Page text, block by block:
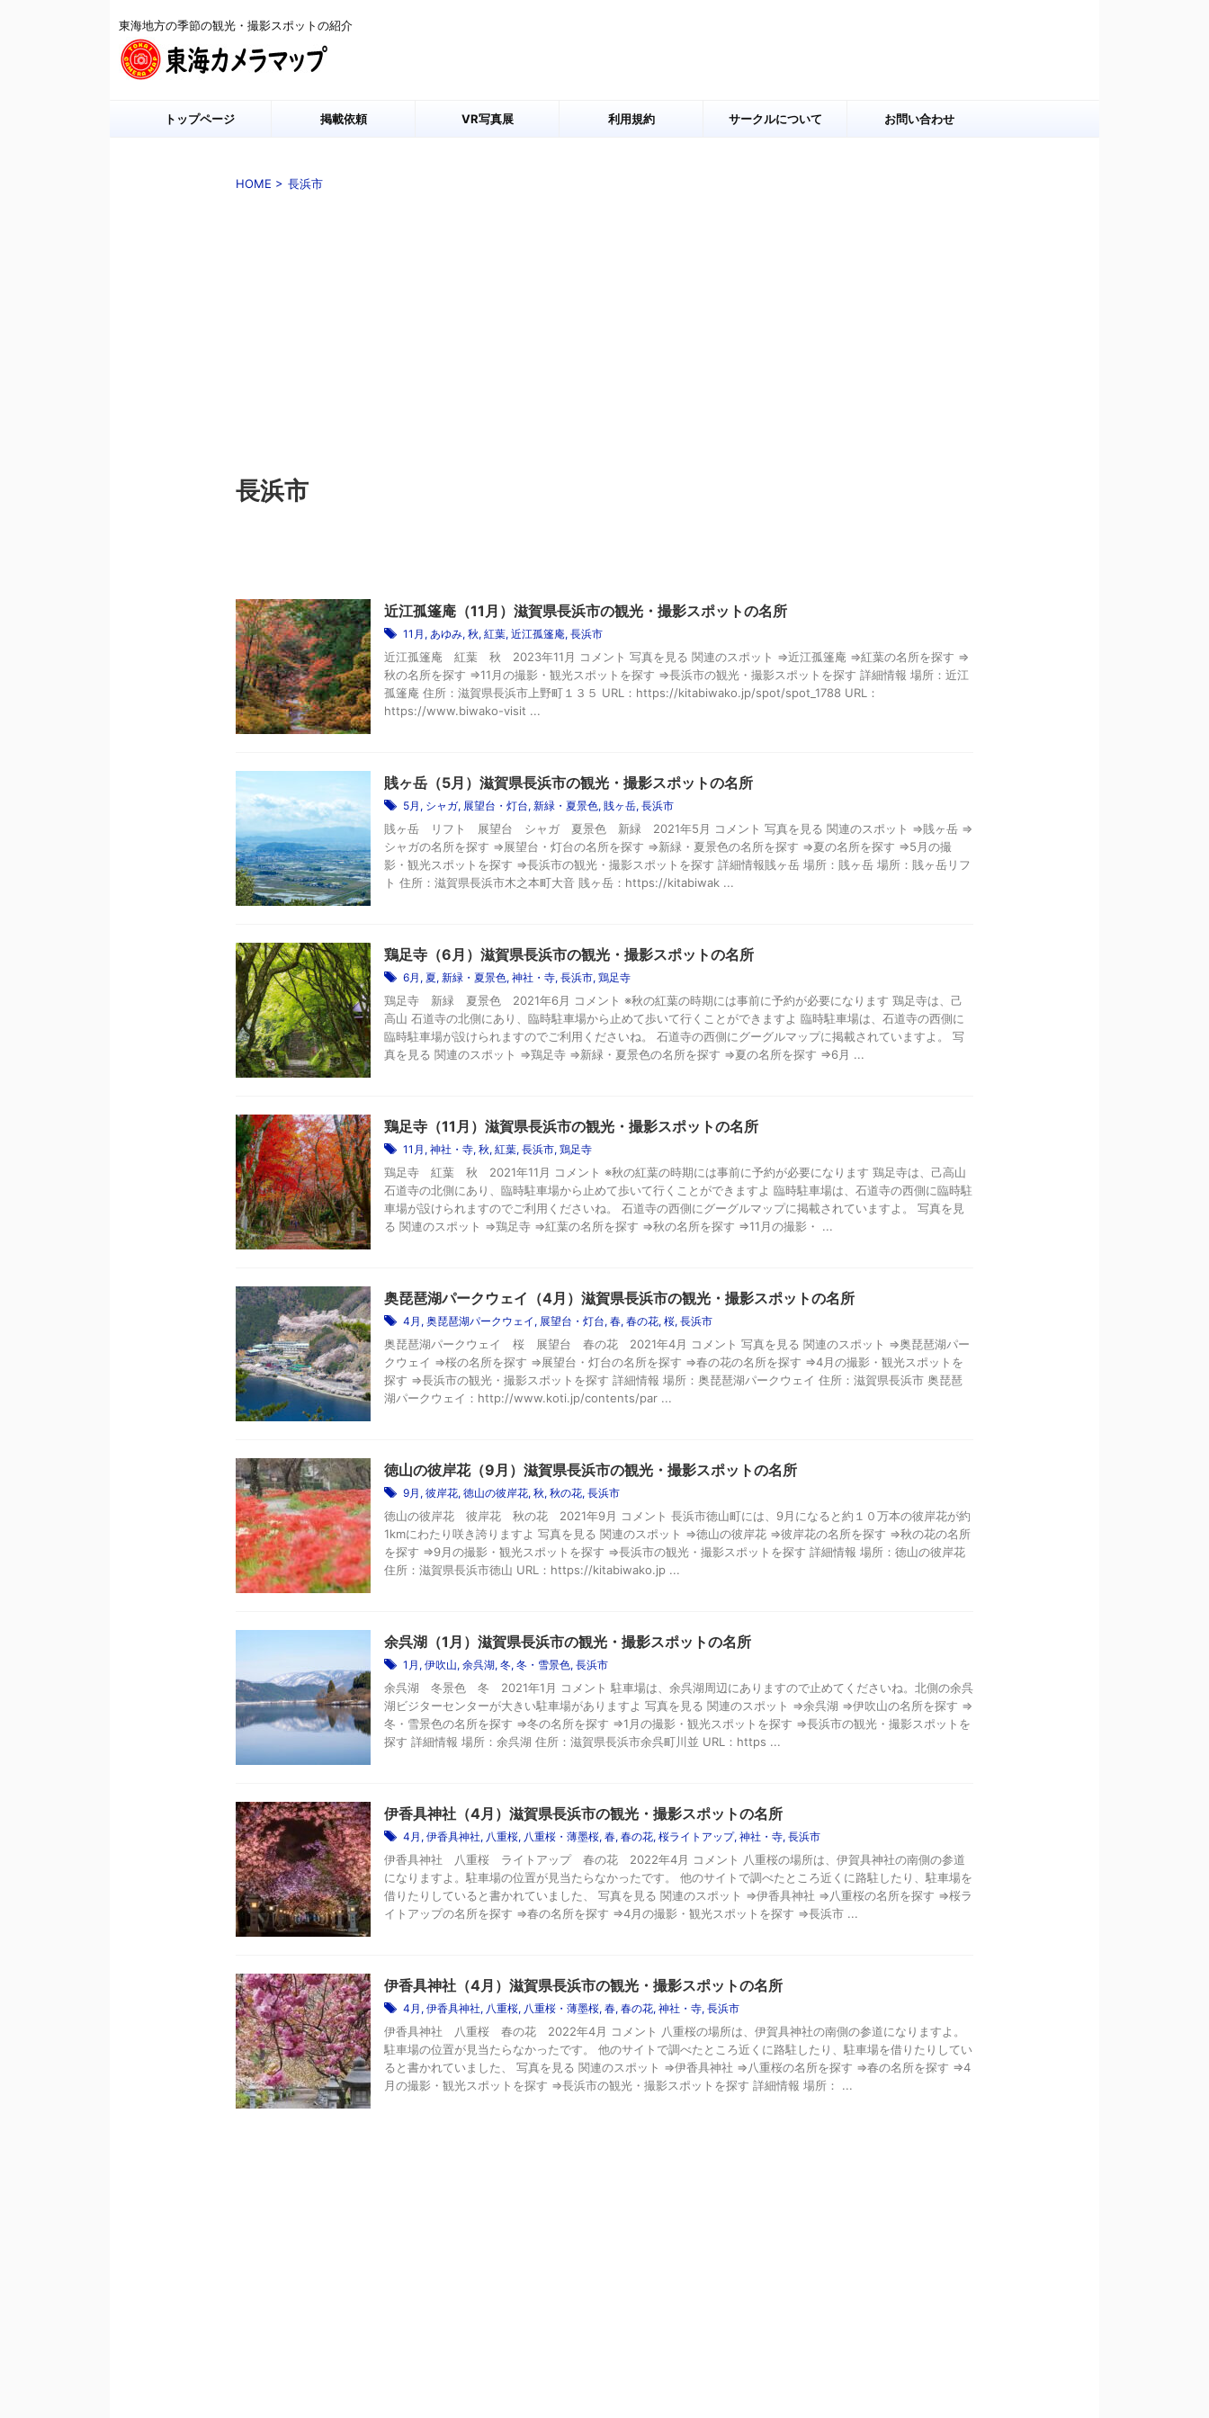
東海地方の季節の観光・撮影スポットの紹介
トップページ 掲載依頼 VR写真展 利用規約 サークルについて お問い合わせ
HOME > 長浜市
長浜市
近江孤篷庵（11月）滋賀県長浜市の観光・撮影スポットの名所
11月 , あゆみ, 秋, 紅葉, 近江孤篷庵, 長浜市
近江孤篷庵 紅葉 秋 2023年11月 コメント 写真を見る 関連のスポット ⇒近江孤篷庵 ⇒紅葉の名所を探す ⇒
秋の名所を探す ⇒11月の撮影・観光スポットを探す ⇒長浜市の観光・撮影スポットを探す 詳細情報 場所：近江
孤篷庵 住所：滋賀県長浜市上野町１３５ URL：https://kitabiwako.jp/spot/spot_1788 URL：
https://www.biwako-visit ...
賎ヶ岳（5月）滋賀県長浜市の観光・撮影スポットの名所
5月 , シャガ, 展望台・灯台, 新緑・夏景色, 賎ヶ岳, 長浜市
賎ヶ岳 リフト 展望台 シャガ 夏景色 新緑 2021年5月 コメント 写真を見る 関連のスポット ⇒賎ヶ岳 ⇒
シャガの名所を探す ⇒展望台・灯台の名所を探す ⇒新緑・夏景色の名所を探す ⇒夏の名所を探す ⇒5月の撮
影・観光スポットを探す ⇒長浜市の観光・撮影スポットを探す 詳細情報賎ヶ岳 場所：賎ヶ岳 場所：賎ヶ岳リフ
ト 住所：滋賀県長浜市木之本町大音 賎ヶ岳：https://kitabiwak ...
鶏足寺（6月）滋賀県長浜市の観光・撮影スポットの名所
6月 , 夏, 新緑・夏景色, 神社・寺, 長浜市, 鶏足寺
鶏足寺 新緑 夏景色 2021年6月 コメント ※秋の紅葉の時期には事前に予約が必要になります 鶏足寺は、己
高山 石道寺の北側にあり、臨時駐車場から止めて歩いて行くことができますよ 臨時駐車場は、石道寺の西側に
臨時駐車場が設けられますのでご利用くださいね。 石道寺の西側にグーグルマップに掲載されていますよ。 写
真を見る 関連のスポット ⇒鶏足寺 ⇒新緑・夏景色の名所を探す ⇒夏の名所を探す ⇒6月 ...
鶏足寺（11月）滋賀県長浜市の観光・撮影スポットの名所
11月 , 神社・寺, 秋, 紅葉, 長浜市, 鶏足寺
鶏足寺 紅葉 秋 2021年11月 コメント ※秋の紅葉の時期には事前に予約が必要になります 鶏足寺は、己高山
石道寺の北側にあり、臨時駐車場から止めて歩いて行くことができますよ 臨時駐車場は、石道寺の西側に臨時駐
車場が設けられますのでご利用くださいね。 石道寺の西側にグーグルマップに掲載されていますよ。 写真を見
る 関連のスポット ⇒鶏足寺 ⇒紅葉の名所を探す ⇒秋の名所を探す ⇒11月の撮影・ ...
奥琵琶湖パークウェイ（4月）滋賀県長浜市の観光・撮影スポットの名所
4月 , 奥琵琶湖パークウェイ , 展望台・灯台, 春, 春の花, 桜, 長浜市
奥琵琶湖パークウェイ 桜 展望台 春の花 2021年4月 コメント 写真を見る 関連のスポット ⇒奥琵琶湖パー
クウェイ ⇒桜の名所を探す ⇒展望台・灯台の名所を探す ⇒春の花の名所を探す ⇒4月の撮影・観光スポットを
探す ⇒長浜市の観光・撮影スポットを探す 詳細情報 場所：奥琵琶湖パークウェイ 住所：滋賀県長浜市 奥琵琶
湖パークウェイ：http://www.koti.jp/contents/par ...
徳山の彼岸花（9月）滋賀県長浜市の観光・撮影スポットの名所
9月 , 彼岸花, 徳山の彼岸花, 秋, 秋の花, 長浜市
徳山の彼岸花 彼岸花 秋の花 2021年9月 コメント 長浜市徳山町には、9月になると約１０万本の彼岸花が約
1kmにわたり咲き誇りますよ 写真を見る 関連のスポット ⇒徳山の彼岸花 ⇒彼岸花の名所を探す ⇒秋の花の名所
を探す ⇒9月の撮影・観光スポットを探す ⇒長浜市の観光・撮影スポットを探す 詳細情報 場所：徳山の彼岸花
住所：滋賀県長浜市徳山 URL：https://kitabiwako.jp ...
余呉湖（1月）滋賀県長浜市の観光・撮影スポットの名所
1月 , 伊吹山, 余呉湖, 冬, 冬・雪景色, 長浜市
余呉湖 冬景色 冬 2021年1月 コメント 駐車場は、余呉湖周辺にありますので止めてくださいね。北側の余呉
湖ビジターセンターが大きい駐車場がありますよ 写真を見る 関連のスポット ⇒余呉湖 ⇒伊吹山の名所を探す ⇒
冬・雪景色の名所を探す ⇒冬の名所を探す ⇒1月の撮影・観光スポットを探す ⇒長浜市の観光・撮影スポットを
探す 詳細情報 場所：余呉湖 住所：滋賀県長浜市余呉町川並 URL：https ...
伊香具神社（4月）滋賀県長浜市の観光・撮影スポットの名所
4月 , 伊香具神社, 八重桜, 八重桜・薄墨桜, 春, 春の花, 桜ライトアップ, 神社・寺, 長浜市
伊香具神社 八重桜 ライトアップ 春の花 2022年4月 コメント 八重桜の場所は、伊賀具神社の南側の参道
になりますよ。駐車場の位置が見当たらなかったです。 他のサイトで調べたところ近くに路駐したり、駐車場を
借りたりしていると書かれていました、 写真を見る 関連のスポット ⇒伊香具神社 ⇒八重桜の名所を探す ⇒桜ラ
イトアップの名所を探す ⇒春の名所を探す ⇒4月の撮影・観光スポットを探す ⇒長浜市 ...
伊香具神社（4月）滋賀県長浜市の観光・撮影スポットの名所
4月 , 伊香具神社, 八重桜, 八重桜・薄墨桜, 春, 春の花, 神社・寺, 長浜市
伊香具神社 八重桜 春の花 2022年4月 コメント 八重桜の場所は、伊賀具神社の南側の参道になりますよ。
駐車場の位置が見当たらなかったです。 他のサイトで調べたところ近くに路駐したり、駐車場を借りたりしてい
ると書かれていました、 写真を見る 関連のスポット ⇒伊香具神社 ⇒八重桜の名所を探す ⇒春の名所を探す ⇒4
月の撮影・観光スポットを探す ⇒長浜市の観光・撮影スポットを探す 詳細情報 場所： ...